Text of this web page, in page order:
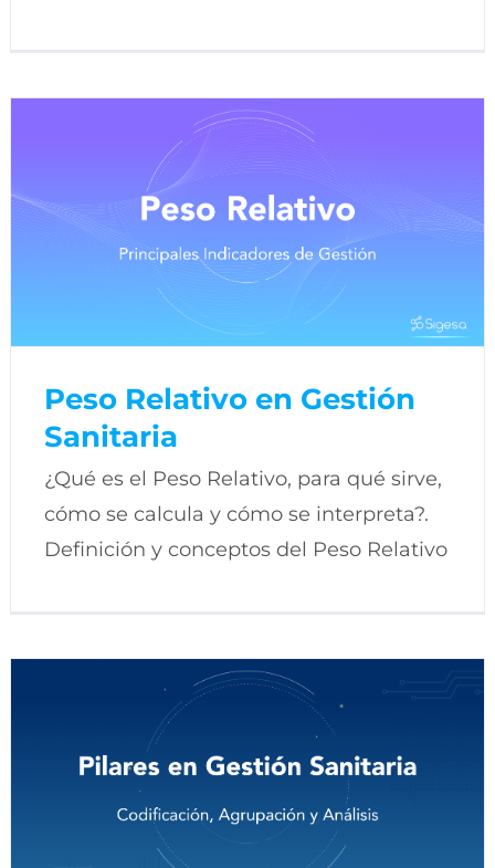
Peso Relativo en Gestión
Sanitaria
¿Qué es el Peso Relativo, para qué sirve,
cómo se calcula y cómo se interpreta?.
Definición y conceptos del Peso Relativo